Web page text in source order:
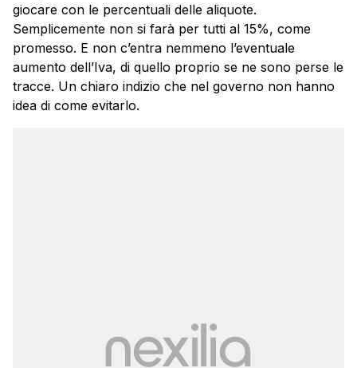
giocare con le percentuali delle aliquote.
Semplicemente non si farà per tutti al 15%, come
promesso. E non c’entra nemmeno l’eventuale
aumento dell’Iva, di quello proprio se ne sono perse le
tracce. Un chiaro indizio che nel governo non hanno
idea di come evitarlo.